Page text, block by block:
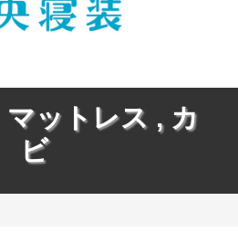
マットレス , カ
ビ